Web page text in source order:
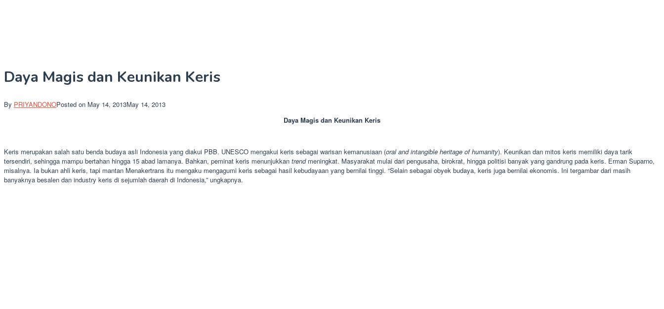
Daya Magis dan Keunikan Keris
By PRIYANDONOPosted on May 14, 2013May 14, 2013
Daya Magis dan Keunikan Keris
Keris merupakan salah satu benda budaya asli Indonesia yang diakui PBB. UNESCO mengakui keris sebagai warisan kemanusiaan (oral and intangible heritage of humanity). Keunikan dan mitos keris memiliki daya tarik
tersendiri, sehingga mampu bertahan hingga 15 abad lamanya. Bahkan, peminat keris menunjukkan trendmeningkat. Masyarakat mulai dari pengusaha, birokrat, hingga politisi banyak yang gandrung pada keris. Erman Suparno,
misalnya. Ia bukan ahli keris, tapi mantan Menakertrans itu mengaku mengagumi keris sebagai hasil kebudayaan yang bernilai tinggi. “Selain sebagai obyek budaya, keris juga bernilai ekonomis. Ini tergambar dari masih
banyaknya besalen dan industry keris di sejumlah daerah di Indonesia,” ungkapnya.